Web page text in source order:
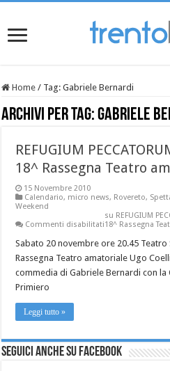
Home / Tag:Gabriele Bernardi
Archivi per tag:Gabriele
REFUGIUM
18^ Rassegna Teatro
15 Novembre 2010
Calendario, micro news, Rovereto,
Weekend
Commenti disabilitati
su REFUGIUM
18^ Rassegna
Sabato 20 novembre ore 20.45
Rassegna Teatro amatoriale Ugo
commedia di Gabriele Bernardi con la
Primiero
Leggi tutto »
Seguici anche su Facebook